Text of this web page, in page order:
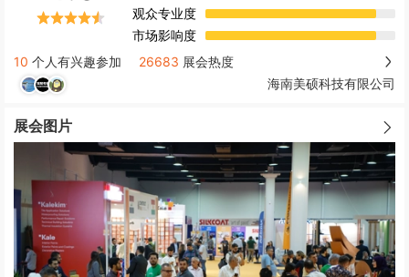
观众专业度
市场影响度
10 个人有兴趣参加 26683 展会热度
海南美硕科技有限公司
展会图片